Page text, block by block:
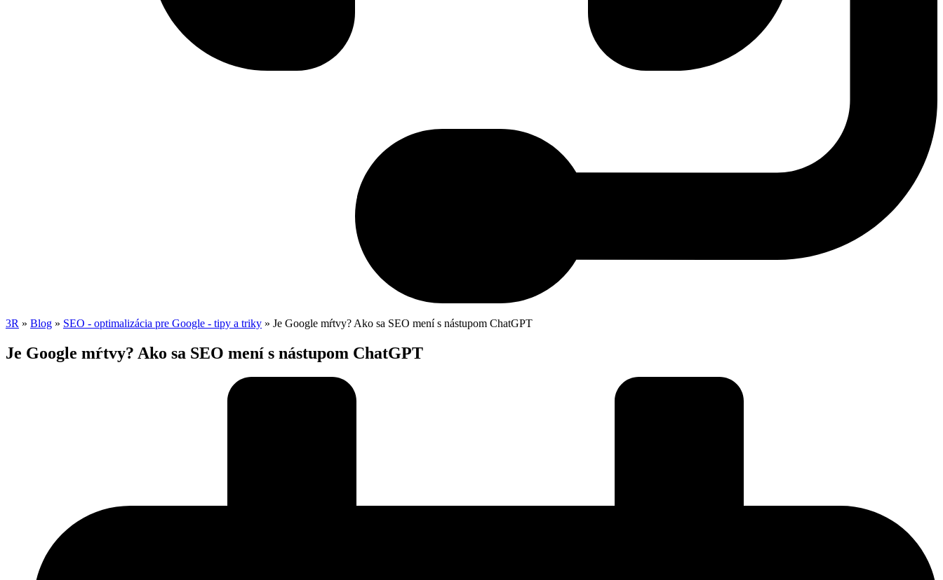
3R » Blog » SEO - optimalizácia pre Google - tipy a triky » Je Google mŕtvy? Ako sa SEO mení s nástupom ChatGPT
Je Google mŕtvy? Ako sa SEO mení s nástupom ChatGPT